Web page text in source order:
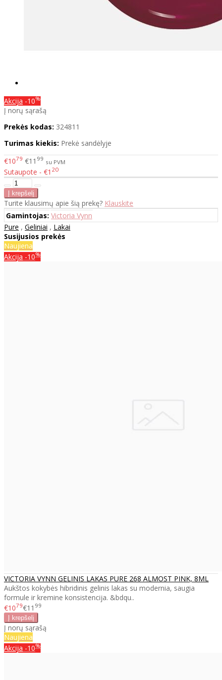
Akcija -10%
Į norų sąrašą
Prekės kodas: 324811
Turimas kiekis: Prekė sandėlyje
€1079 €11 99 su PVM
Sutaupote - €1 20
Turite klausimų apie šią prekę? Klauskite
Gamintojas: Victoria Vynn
Pure , Geliniai , Lakai
Susijusios prekės
Naujiena
Akcija -10%
VICTORIA VYNN GELINIS LAKAS PURE 268 ALMOST PINK, 8ML
Aukštos kokybės hibridinis gelinis lakas su modernia, saugia
formule ir kremine konsistencija. &bdqu..
€1079€11 99
Į norų sąrašą
Naujiena
Akcija -10%